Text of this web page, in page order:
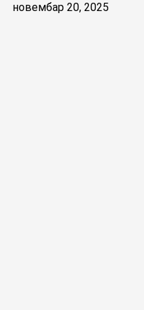
новембар 20, 2025